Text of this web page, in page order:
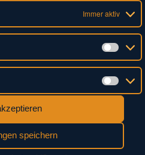
Immer aktiv
speichern